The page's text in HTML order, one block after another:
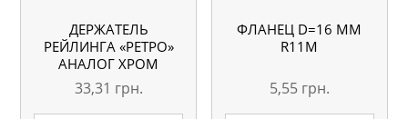
ДЕРЖАТЕЛЬ
РЕЙЛИНГА «РЕТРО»
АНАЛОГ ХРОМ
33,31 грн.
ФЛАНЕЦ D=16 ММ
R11M
5,55 грн.